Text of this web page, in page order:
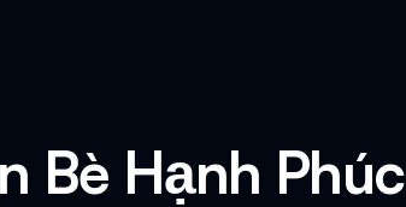
Bè Hạnh Phúc